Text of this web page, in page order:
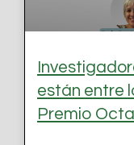
están entre
Premio